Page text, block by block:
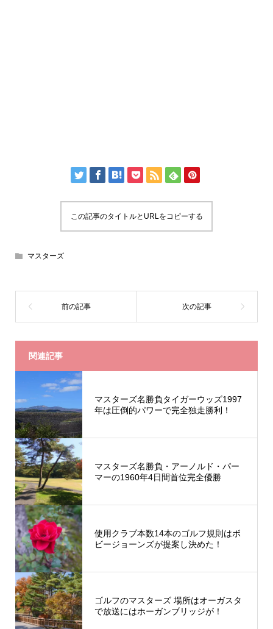
この記事のタイトルとURLをコピーする
マスターズ
関連記事
マスターズ名勝負タイガーウッズ1997
年は圧倒的パワーで完全独走勝利！
マスターズ名勝負・アーノルド・パー
マーの1960年4日間首位完全優勝
使用クラブ本数14本のゴルフ規則はボ
ビージョーンズが提案し決めた！
ゴルフのマスターズ 場所はオーガスタ
で放送にはホーガンブリッジが！